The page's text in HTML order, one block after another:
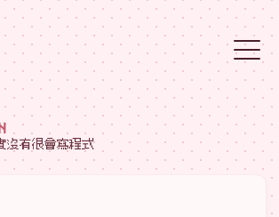
沒有很會寫程式